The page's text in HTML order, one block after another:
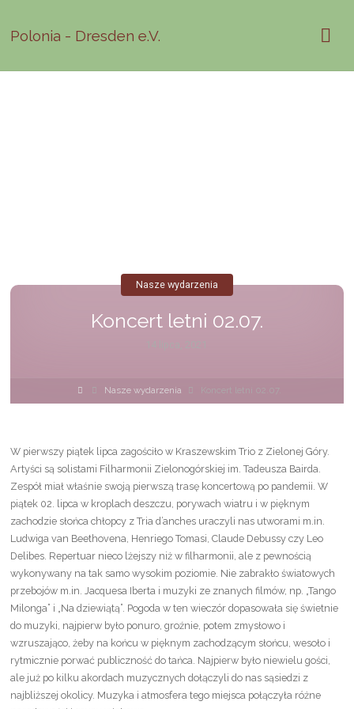
Polonia - Dresden e.V.
Koncert letni 02.07.
Nasze wydarzenia
Strona
główna
Nasze wydarzenia Koncert letni 02.07.
W pierwszy piątek lipca zagościło w Kraszewskim Trio z Zielonej Góry.
Artyści są solistami Filharmonii Zielonogórskiej im. Tadeusza Bairda.
Zespół miał właśnie swoją pierwszą trasę koncertową po pandemii. W
piątek 02. lipca w kroplach deszczu, porywach wiatru i w pięknym
zachodzie słońca chłopcy z Tria d’anches uraczyli nas utworami m.in.
Ludwiga van Beethovena, Henriego Tomasi, Claude Debussy czy Leo
Delibes. Repertuar nieco lżejszy niż w filharmonii, ale z pewnością
wykonywany na tak samo wysokim poziomie. Nie zabrakło światowych
przebojów m.in. Jacquesa Iberta i muzyki ze znanych filmów, np. „Tango
Milonga” i „Na dziewiątą”. Pogoda w ten wieczór dopasowała się świetnie
do muzyki, najpierw było ponuro, groźnie, potem zmysłowo i
wzruszająco, żeby na końcu w pięknym zachodzącym słońcu, wesoło i
rytmicznie porwać publiczność do tańca. Najpierw było niewielu gości,
ale już po kilku akordach muzycznych dołączyli do nas sąsiedzi z
najbliższej okolicy. Muzyka i atmosfera tego miejsca połączyła różne